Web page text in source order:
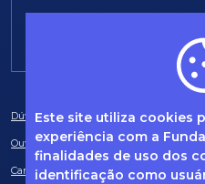
Este site utiliza cookies
experiência com a
finalidades de uso dos
identificação como
Dúvidas frequentes
Ouvidoria
Canal de Denúncias